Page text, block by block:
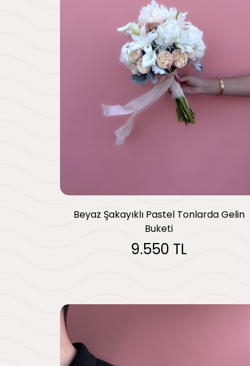
Beyaz Şakayıklı Pastel Tonlarda Gelin
Buketi
9.550 TL